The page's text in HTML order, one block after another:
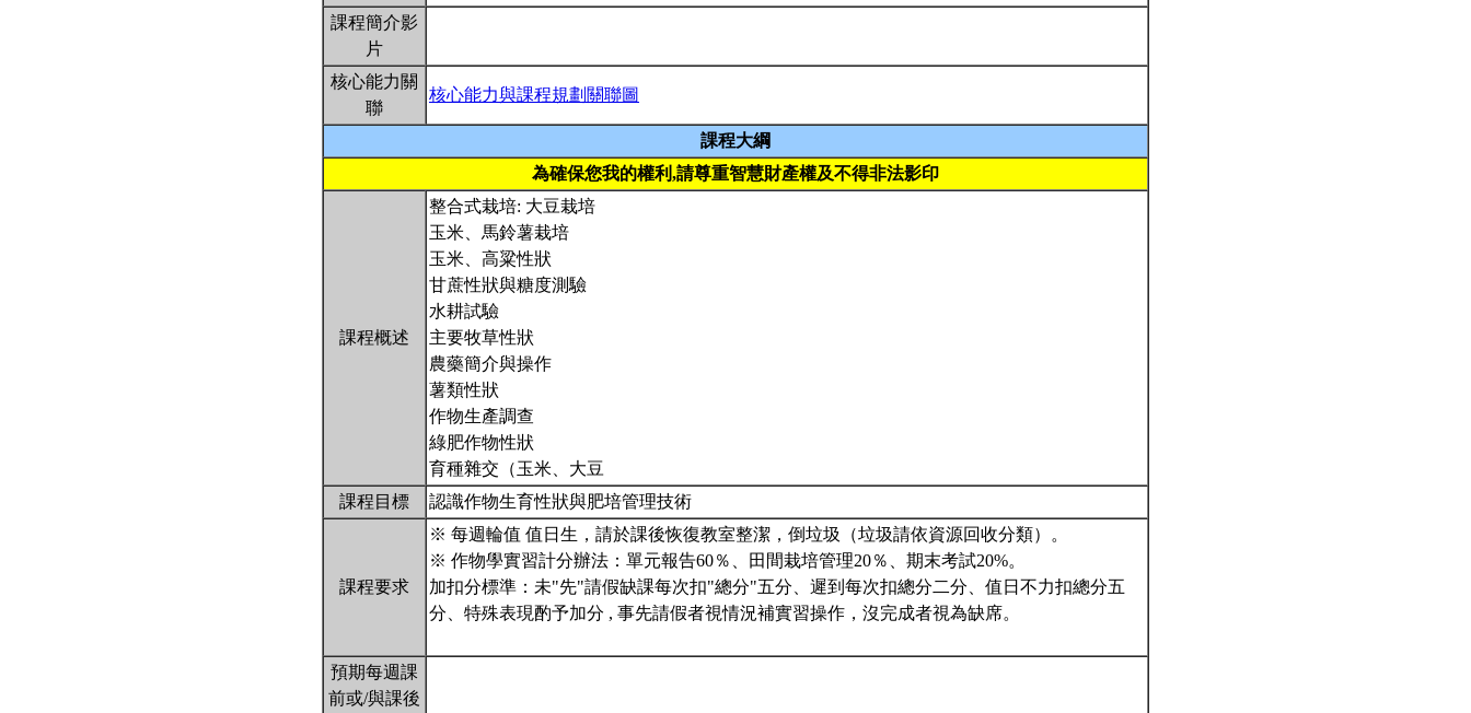
課程簡介影
片
核心能力關
聯
核心能力與課程規劃關聯圖
課程大綱
為確保您我的權利,請尊重智慧財產權及不得非法影印
課程概述
整合式栽培: 大豆栽培
玉米、馬鈴薯栽培
玉米、高粱性狀
甘蔗性狀與糖度測驗
水耕試驗
主要牧草性狀
農藥簡介與操作
薯類性狀
作物生產調查
綠肥作物性狀
育種雜交（玉米、大豆
課程目標
認識作物生育性狀與肥培管理技術
課程要求
※ 每週輪值 值日生，請於課後恢復教室整潔，倒垃圾（垃圾請依資源回收分類）。
※ 作物學實習計分辦法：單元報告60％、田間栽培管理20％、期末考試20%。
加扣分標準：未"先"請假缺課每次扣"總分"五分、遲到每次扣總分二分、值日不力扣總分五
分、特殊表現酌予加分 , 事先請假者視情況補實習操作，沒完成者視為缺席。
預期每週課
前或/與課後